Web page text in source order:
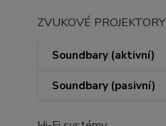
ZVUKOVÉ PROJEKTORY
Soundbary (aktivní)
Soundbary (pasivní)